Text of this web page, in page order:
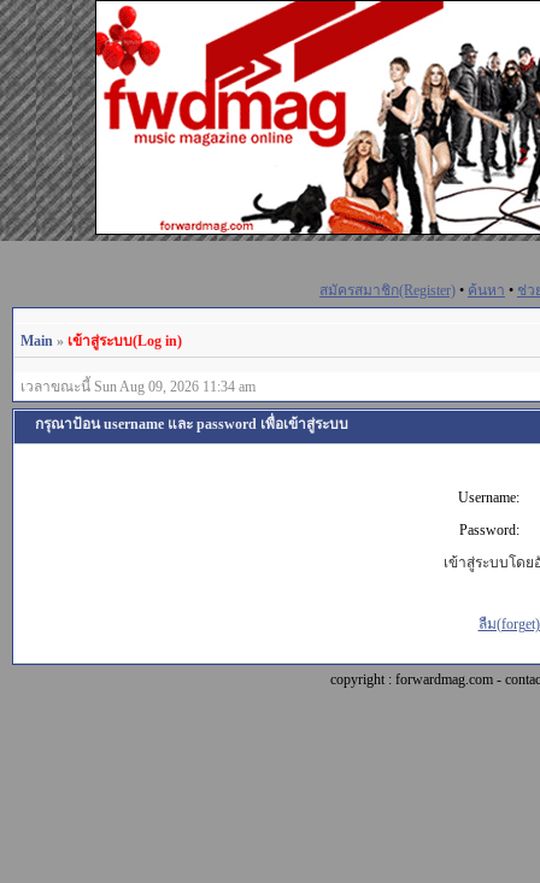
สมัครสมาชิก(Register) • ค้นหา • ช่ว
Main » เข้าสู่ระบบ(Log in)
เวลาขณะนี้ Sun Aug 09, 2026 11:34 am
กรุณาป้อน username และ password เพื่อเข้าสู่ระบบ
Username:
Password:
เข้าสู่ระบบโดย
ลืม
copyright : forwardmag.com -